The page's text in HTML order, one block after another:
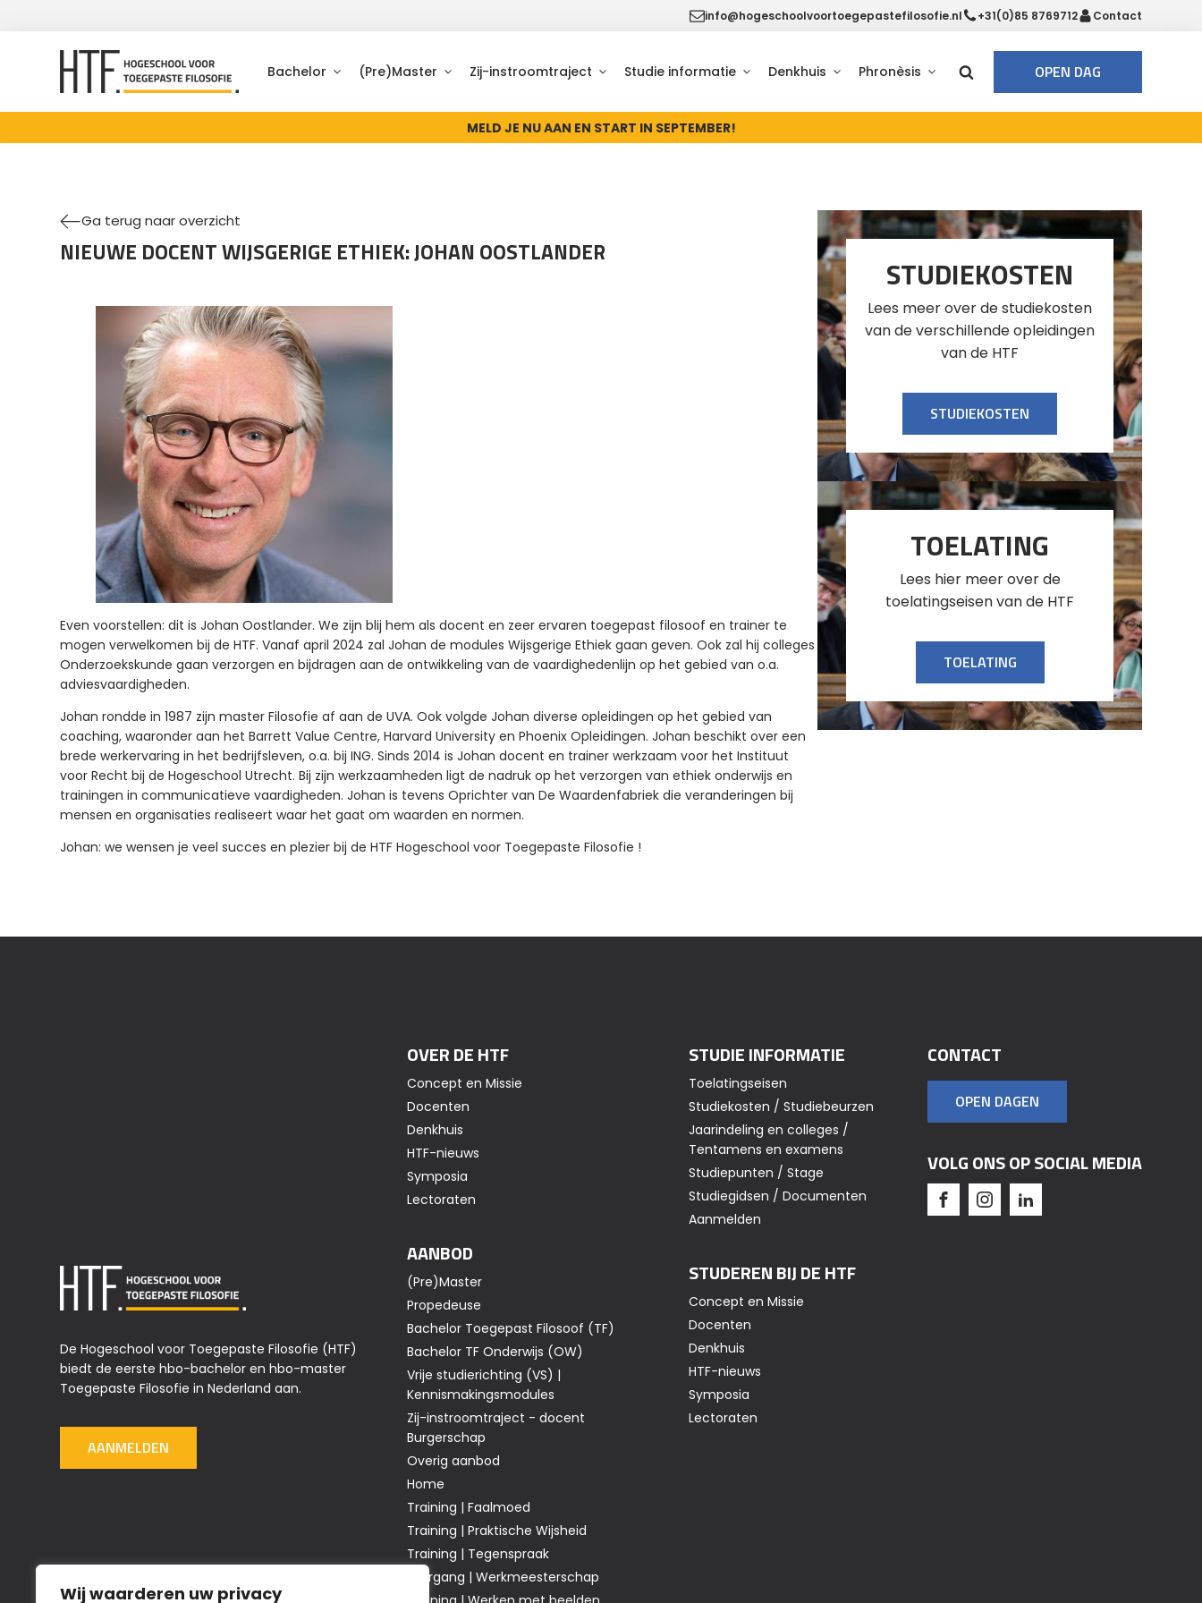
Wij waarderen uw privacy
info@hogeschoolvoortoegepastefilosofie.nl +31(0)85 8769712 Contact
Bachelor (Pre)Master Zij-instroomtraject Studie informatie Denkhuis Phronèsis OPEN DAG
MELD JE NU AAN EN START IN SEPTEMBER!
Ga terug naar overzicht
NIEUWE DOCENT WIJSGERIGE ETHIEK: JOHAN OOSTLANDER
Even voorstellen: dit is Johan Oostlander. We zijn blij hem als docent en zeer ervaren toegepast filosoof en trainer te
mogen verwelkomen bij de HTF. Vanaf april 2024 zal Johan de modules Wijsgerige Ethiek gaan geven. Ook zal hij colleges
Onderzoekskunde gaan verzorgen en bijdragen aan de ontwikkeling van de vaardighedenlijn op het gebied van o.a.
adviesvaardigheden.
Johan rondde in 1987 zijn master Filosofie af aan de UVA. Ook volgde Johan diverse opleidingen op het gebied van
coaching, waaronder aan het Barrett Value Centre, Harvard University en Phoenix Opleidingen. Johan beschikt over een
brede werkervaring in het bedrijfsleven, o.a. bij ING. Sinds 2014 is Johan docent en trainer werkzaam voor het Instituut
voor Recht bij de Hogeschool Utrecht. Bij zijn werkzaamheden ligt de nadruk op het verzorgen van ethiek onderwijs en
trainingen in communicatieve vaardigheden. Johan is tevens Oprichter van De Waardenfabriek die veranderingen bij
mensen en organisaties realiseert waar het gaat om waarden en normen.
Johan: we wensen je veel succes en plezier bij de HTF Hogeschool voor Toegepaste Filosofie !
STUDIEKOSTEN
Lees meer over de studiekosten
van de verschillende opleidingen
van de HTF
STUDIEKOSTEN
TOELATING
Lees hier meer over de
toelatingseisen van de HTF
TOELATING
De Hogeschool voor Toegepaste Filosofie (HTF)
biedt de eerste hbo-bachelor en hbo-master
Toegepaste Filosofie in Nederland aan.
AANMELDEN
OVER DE HTF
Concept en Missie
Docenten
Denkhuis
HTF-nieuws
Symposia
Lectoraten
AANBOD
(Pre)Master
Propedeuse
Bachelor Toegepast Filosoof (TF)
Bachelor TF Onderwijs (OW)
Vrije studierichting (VS) |
Kennismakingsmodules
Zij-instroomtraject - docent
Burgerschap
Overig aanbod
Home
Training | Faalmoed
Training | Praktische Wijsheid
Training | Tegenspraak
Leergang | Werkmeesterschap
STUDIE INFORMATIE
Toelatingseisen
Studiekosten / Studiebeurzen
Jaarindeling en colleges /
Tentamens en examens
Studiepunten / Stage
Studiegidsen / Documenten
Aanmelden
STUDEREN BIJ DE HTF
Concept en Missie
Docenten
Denkhuis
HTF-nieuws
Symposia
Lectoraten
CONTACT
OPEN DAGEN
VOLG ONS OP SOCIAL MEDIA